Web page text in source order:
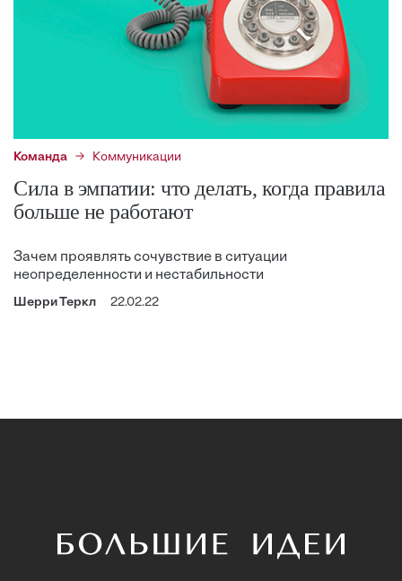
Команда Коммуникации
Сила в эмпатии: что делать, когда правила
больше не работают
Зачем проявлять сочувствие в ситуации
неопределенности и нестабильности
Шерри Теркл 22.02.22